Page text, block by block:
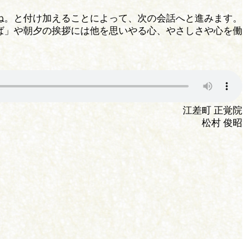
と付け加えることによって、次の会話へと進みます。
や朝夕の挨拶には他を思いやる心、やさしさや心を働
江差町 正覚院
松村 俊昭